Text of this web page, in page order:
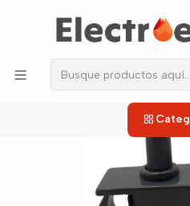
los repuestos que
Interruptor Luz Puerta